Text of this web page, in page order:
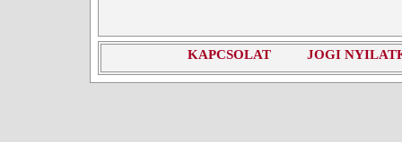
KAPCSOLAT JOGI